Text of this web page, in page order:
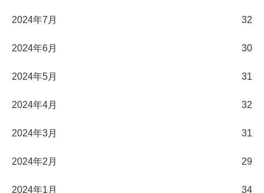
2024年7月 32
2024年6月 30
2024年5月 31
2024年4月 32
2024年3月 31
2024年2月 29
2024年1月 34